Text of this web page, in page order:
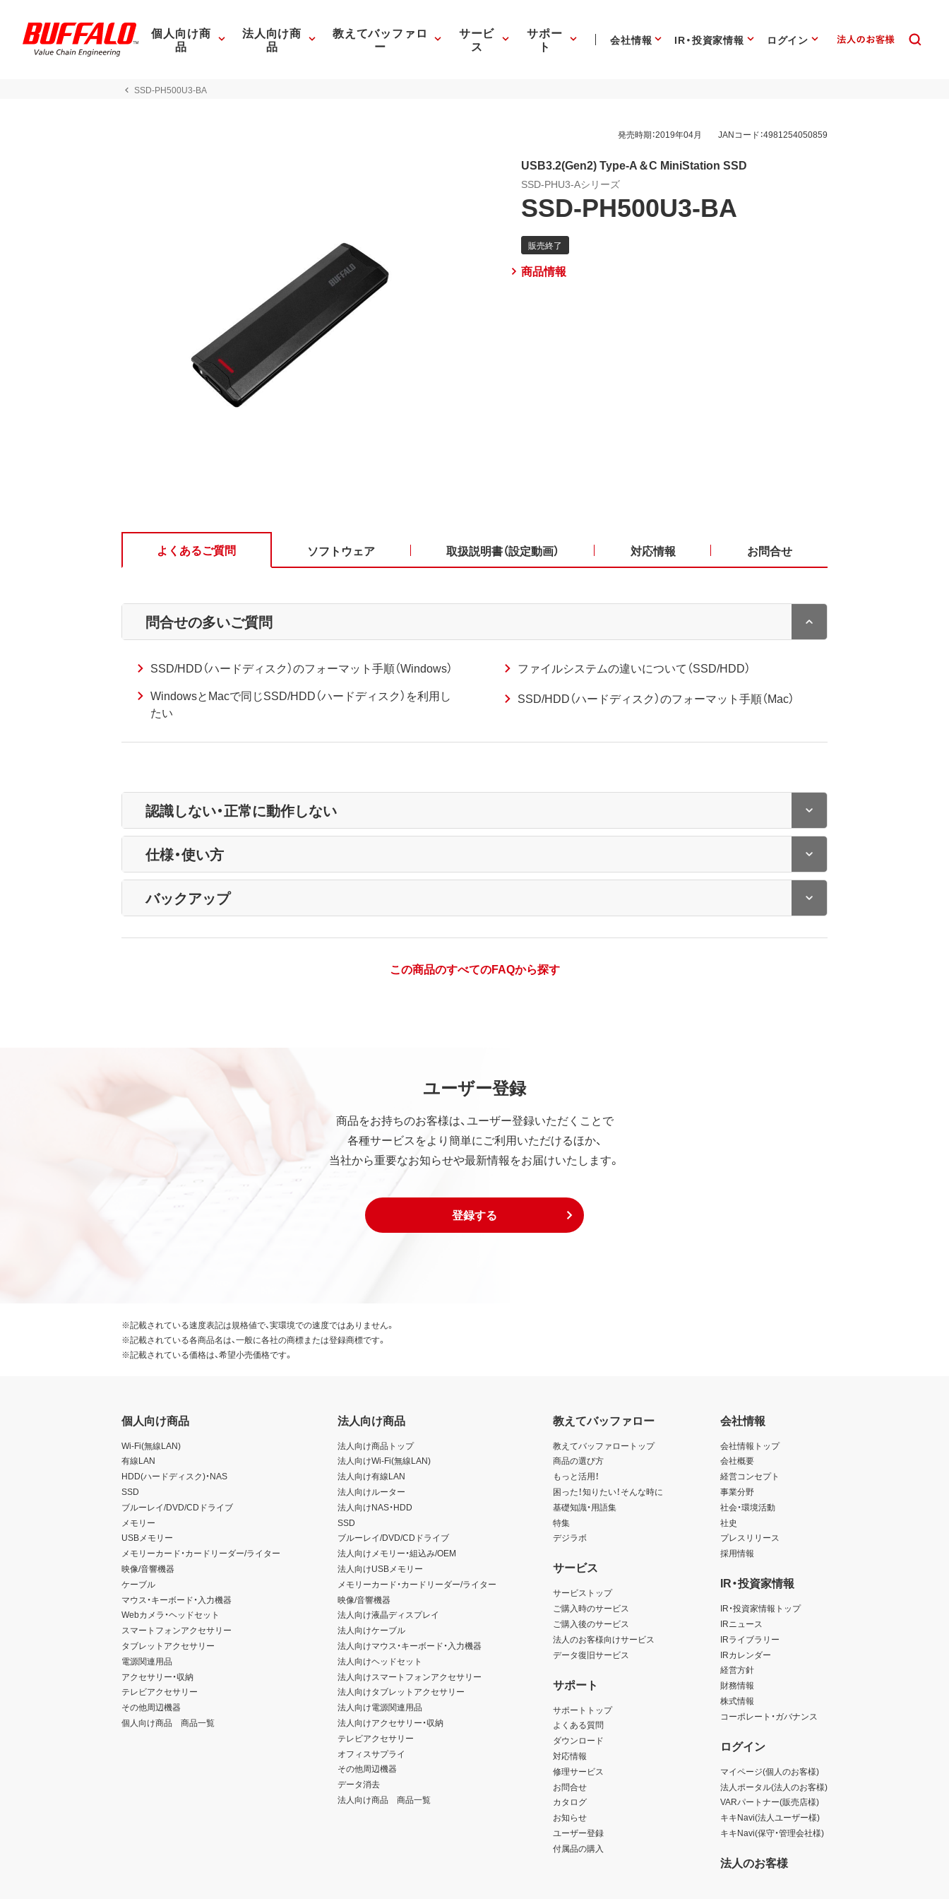
個人向け商
品
法人向け商
品
教えてバッファロ
ー
サービ
ス
サポー
ト 会社情報 IR・投資家情報 ログイン
SSD-PH500U3-BA
発売時期：2019年04月 JANコード：4981254050859
USB3.2(Gen2) Type-A＆C MiniStation SSD
SSD-PHU3-Aシリーズ
SSD-PH500U3-BA
商品情報
よくあるご質問 ソフトウェア 取扱説明書（設定動画） 対応情報 お問合せ
問合せの多いご質問
SSD/HDD（ハードディスク）のフォーマット手順（Windows）
ファイルシステムの違いについて（SSD/HDD）
WindowsとMacで同じSSD/HDD（ハードディスク）を利用し
たい
SSD/HDD（ハードディスク）のフォーマット手順（Mac）
認識しない・正常に動作しない
仕様・使い方
バックアップ
この商品のすべてのFAQから探す
ユーザー登録
商品をお持ちのお客様は、ユーザー登録いただくことで
各種サービスをより簡単にご利用いただけるほか、
当社から重要なお知らせや最新情報をお届けいたします。
登録する
※記載されている速度表記は規格値で、実環境での速度ではありません。
※記載されている各商品名は、一般に各社の商標または登録商標です。
※記載されている価格は、希望小売価格です。
個人向け商品
Wi-Fi(無線LAN)
有線LAN
HDD(ハードディスク)・NAS
SSD
ブルーレイ/DVD/CDドライブ
メモリー
USBメモリー
メモリーカード・カードリーダー/ライター
映像/音響機器
ケーブル
マウス・キーボード・入力機器
Webカメラ・ヘッドセット
スマートフォンアクセサリー
タブレットアクセサリー
電源関連用品
アクセサリー・収納
テレビアクセサリー
その他周辺機器
個人向け商品 商品一覧
法人向け商品
法人向け商品トップ
法人向けWi-Fi(無線LAN)
法人向け有線LAN
法人向けルーター
法人向けNAS・HDD
SSD
ブルーレイ/DVD/CDドライブ
法人向けメモリー・組込み/OEM
法人向けUSBメモリー
メモリーカード・カードリーダー/ライター
映像/音響機器
法人向け液晶ディスプレイ
法人向けケーブル
法人向けマウス・キーボード・入力機器
法人向けヘッドセット
法人向けスマートフォンアクセサリー
法人向けタブレットアクセサリー
法人向け電源関連用品
法人向けアクセサリー・収納
テレビアクセサリー
オフィスサプライ
その他周辺機器
データ消去
法人向け商品 商品一覧
教えてバッファロー
教えてバッファロートップ
商品の選び方
もっと活用！
困った！知りたい！そんな時に
基礎知識・用語集
特集
デジラボ
サービス
サービストップ
ご購入時のサービス
ご購入後のサービス
法人のお客様向けサービス
データ復旧サービス
サポート
サポートトップ
よくある質問
ダウンロード
対応情報
修理サービス
お問合せ
カタログ
お知らせ
ユーザー登録
付属品の購入
会社情報
会社情報トップ
会社概要
経営コンセプト
事業分野
社会・環境活動
社史
プレスリリース
採用情報
IR・投資家情報
IR・投資家情報トップ
IRニュース
IRライブラリー
IRカレンダー
経営方針
財務情報
株式情報
コーポレート・ガバナンス
ログイン
マイページ(個人のお客様)
法人ポータル(法人のお客様)
VARパートナー(販売店様)
キキNavi(法人ユーザー様)
キキNavi(保守・管理会社様)
法人のお客様